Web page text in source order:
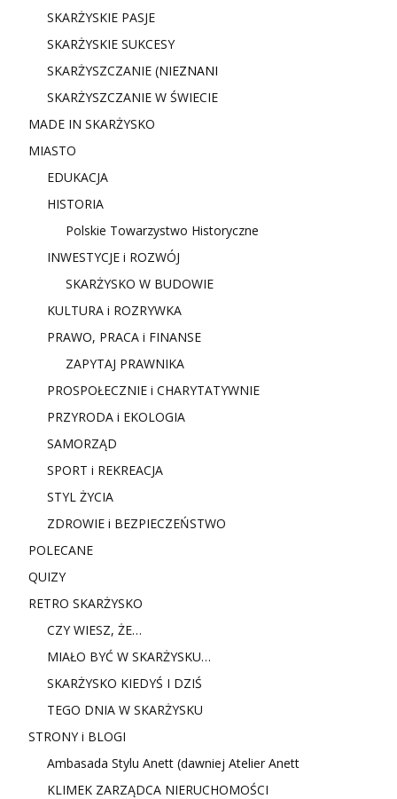
SKARŻYSKIE PASJE
SKARŻYSKIE SUKCESY
SKARŻYSZCZANIE (NIEZNANI
SKARŻYSZCZANIE W ŚWIECIE
MADE IN SKARŻYSKO
MIASTO
EDUKACJA
HISTORIA
Polskie Towarzystwo Historyczne
INWESTYCJE i ROZWÓJ
SKARŻYSKO W BUDOWIE
KULTURA i ROZRYWKA
PRAWO, PRACA i FINANSE
ZAPYTAJ PRAWNIKA
PROSPOŁECZNIE i CHARYTATYWNIE
PRZYRODA i EKOLOGIA
SAMORZĄD
SPORT i REKREACJA
STYL ŻYCIA
ZDROWIE i BEZPIECZEŃSTWO
POLECANE
QUIZY
RETRO SKARŻYSKO
CZY WIESZ, ŻE…
MIAŁO BYĆ W SKARŻYSKU…
SKARŻYSKO KIEDYŚ I DZIŚ
TEGO DNIA W SKARŻYSKU
STRONY i BLOGI
Ambasada Stylu Anett (dawniej Atelier Anett
KLIMEK ZARZĄDCA NIERUCHOMOŚCI